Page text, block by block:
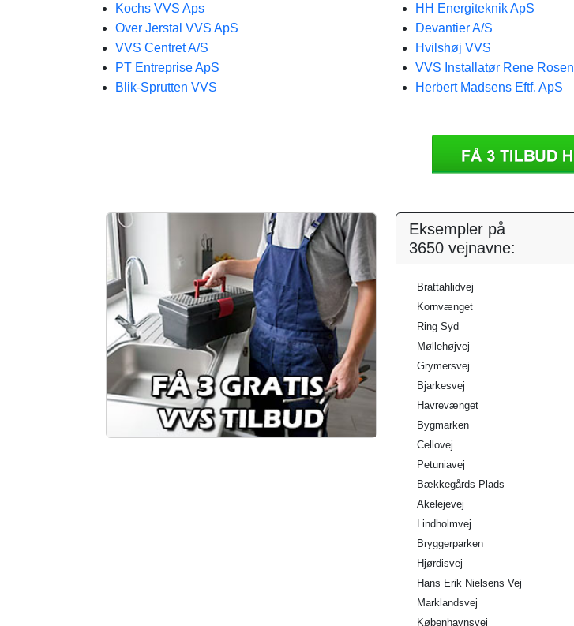
Kochs VVS Aps
Over Jerstal VVS ApS
VVS Centret A/S
PT Entreprise ApS
Blik-Sprutten VVS
HH Energiteknik ApS
Devantier A/S
Hvilshøj VVS
VVS Installatør Rene
Herbert Madsens Eftf. ApS
Eksempler på
3650 vejnavne:
Brattahlidvej
Kornvænget
Ring Syd
Møllehøjvej
Grymersvej
Bjarkesvej
Havrevænget
Bygmarken
Cellovej
Petuniavej
Bækkegårds Plads
Akelejevej
Lindholmvej
Bryggerparken
Hjørdisvej
Hans Erik Nielsens Vej
Marklandsvej
Københavnsvej